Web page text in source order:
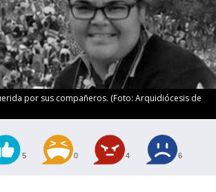
por sus compañeros. (Foto: Arquidiócesis de
5 0 4 6